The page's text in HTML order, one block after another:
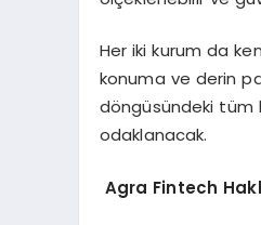
Her iki kurum da
konuma ve derin
döngüsündeki tüm
odaklanacak.
Agra Fintech